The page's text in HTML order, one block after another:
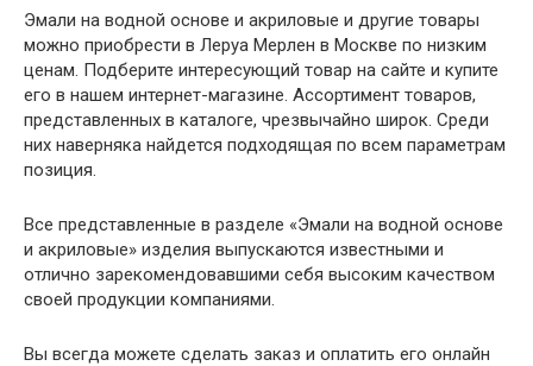
Эмали на водной основе и акриловые и другие товары
можно приобрести в Леруа Мерлен в Москве по низким
ценам. Подберите интересующий товар на сайте и купите
его в нашем интернет-магазине. Ассортимент товаров,
представленных в каталоге, чрезвычайно широк. Среди
них наверняка найдется подходящая по всем параметрам
позиция.
Все представленные в разделе «Эмали на водной основе
и акриловые» изделия выпускаются известными и
отлично зарекомендовавшими себя высоким качеством
своей продукции компаниями.
Вы всегда можете сделать заказ и оплатить его онлайн